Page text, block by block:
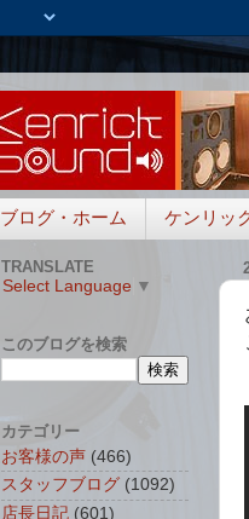
ブログ・ホーム ケンリッ
TRANSLATE
Select Language ▼
このブログを検索
カテゴリー
お客様の声 (466)
スタッフブログ (1092)
店長日記 (601)